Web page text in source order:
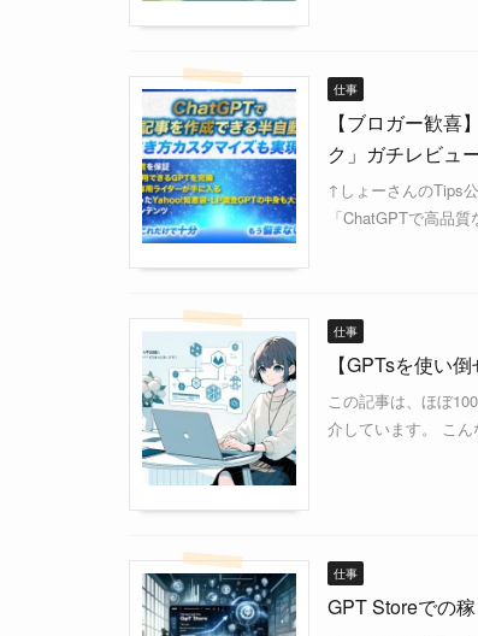
仕事
【ブロガー歓
ク」ガチレビュ
↑しょーさんのTips
「ChatGPTで高品
仕事
【GPTsを使い
この記事は、ほぼ
介しています。 こ
仕事
GPT Storeでの